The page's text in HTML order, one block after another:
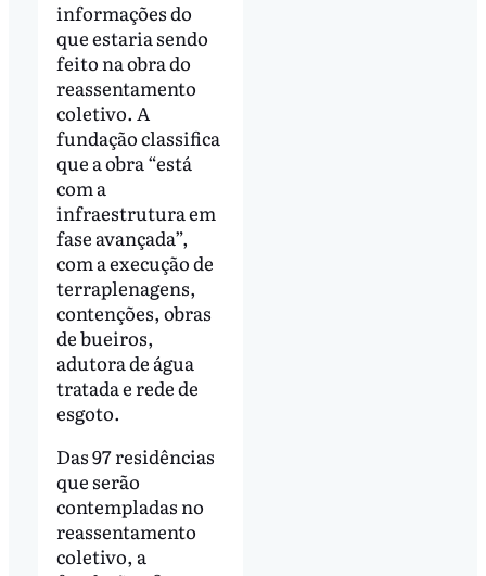
informações do
que estaria sendo
feito na obra do
reassentamento
coletivo. A
fundação classifica
que a obra “está
com a
infraestrutura em
fase avançada”,
com a execução de
terraplenagens,
contenções, obras
de bueiros,
adutora de água
tratada e rede de
esgoto.
Das 97 residências
que serão
contempladas no
reassentamento
coletivo, a